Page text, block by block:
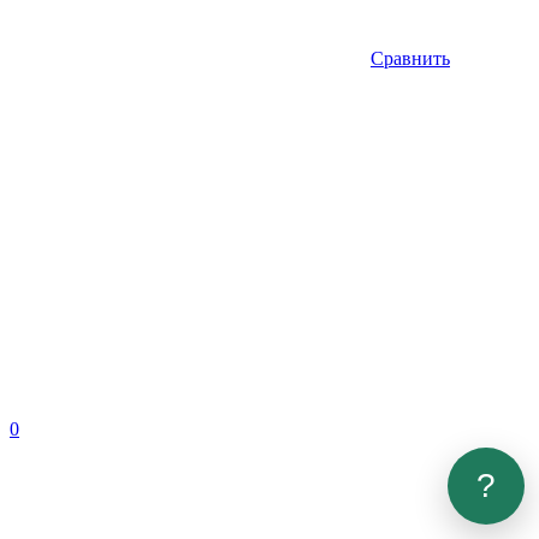
Сравнить
0
?